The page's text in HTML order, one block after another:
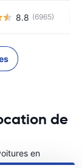
8.8 (6965)
de
en